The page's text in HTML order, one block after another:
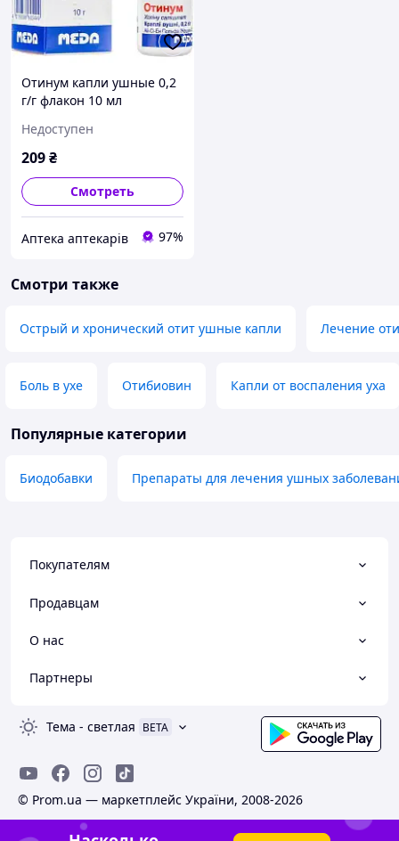
Отинум капли ушные 0,2
г/г флакон 10 мл
Недоступен
209₴
Смотреть
Аптека аптекарів 97%
Смотри также
Острый и хронический отит ушные капли Лечение
Боль в ухе Отибиовин Капли от воспаления уха
Популярные категории
Биодобавки Препараты для лечения ушных
Покупателям
Продавцам
О нас
Партнеры
Тема - светлая BETA
© Prom.ua — маркетплейс України, 2008-2026